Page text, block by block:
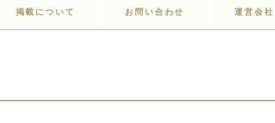
掲載について お問い合わせ 運営会社